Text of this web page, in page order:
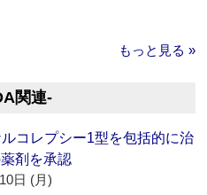
もっと見る »
関連‐
コレプシー1型を包括的に治
剤を承認
日 (月)